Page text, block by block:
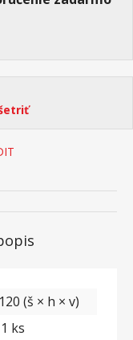
(š × h × v)
ks